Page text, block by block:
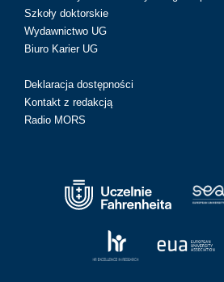
Szkoły doktorskie
Wydawnictwo UG
Biuro Karier UG
Deklaracja dostępności
Kontakt z redakcją
Radio MORS